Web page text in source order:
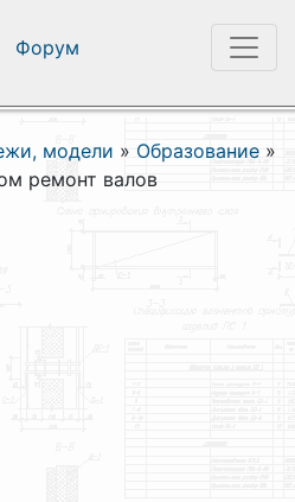
Форум
модели » Образование »
ремонт валов